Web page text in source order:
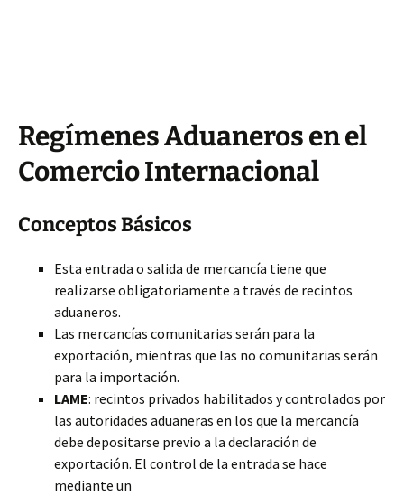
Regímenes Aduaneros en el
Comercio Internacional
Conceptos Básicos
Esta entrada o salida de mercancía tiene que
realizarse obligatoriamente a través de recintos
aduaneros.
Las mercancías comunitarias serán para la
exportación, mientras que las no comunitarias serán
para la importación.
LAME: recintos privados habilitados y controlados por
las autoridades aduaneras en los que la mercancía
debe depositarse previo a la declaración de
exportación. El control de la entrada se hace
mediante un